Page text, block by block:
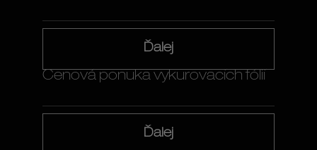
Ďalej
Cenová ponuka vykurovacích fólií
Ďalej